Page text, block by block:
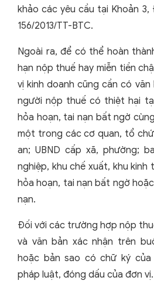
khảo các yêu cầu tại Khoản 3,
156/2013/TT-BTC.
Ngoài ra, để có thể hoàn
hạn nộp thuế hay miễn tiền
vị kinh doanh cũng cần có văn
người nộp thuế có thiệt hại
hỏa hoạn, tai nạn bất ngờ
một trong các cơ quan, tổ
an; UBND cấp xã, phường;
nghiệp, khu chế xuất, khu kinh
hỏa hoạn, tai nạn bất ngờ
nạn.
Đối với các trường hợp nộp
và văn bản xác nhận trên
hoặc bản sao có chữ ký
pháp luật, đóng dấu của đơn vị.